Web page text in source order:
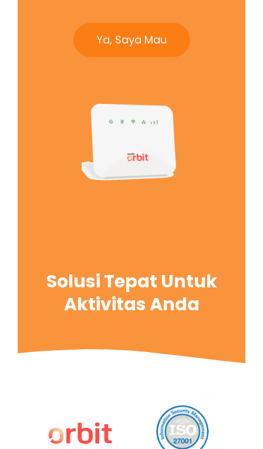
Ya, Saya Mau
Solusi Tepat Untuk
Aktivitas Anda